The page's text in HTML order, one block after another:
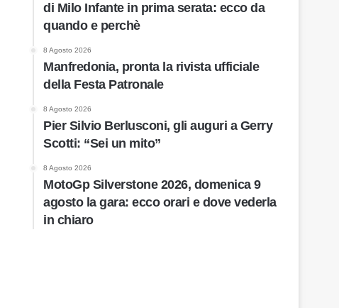
di Milo Infante in prima serata: ecco da
quando e perchè
8 Agosto 2026
Manfredonia, pronta la rivista ufficiale
della Festa Patronale
8 Agosto 2026
Pier Silvio Berlusconi, gli auguri a Gerry
Scotti: “Sei un mito”
8 Agosto 2026
MotoGp Silverstone 2026, domenica 9
agosto la gara: ecco orari e dove vederla
in chiaro